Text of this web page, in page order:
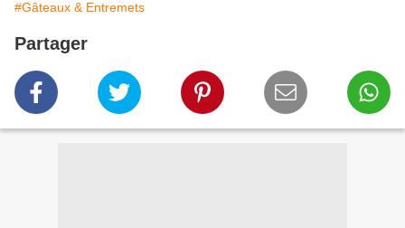
#Gâteaux & Entremets
Partager